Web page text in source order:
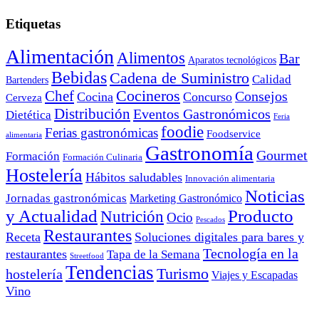
Etiquetas
Alimentación Alimentos Aparatos tecnológicos Bar
Bartenders Bebidas Cadena de Suministro Calidad
Cerveza Chef Cocina Cocineros Concurso Consejos
Dietética Distribución Eventos Gastronómicos Feria
alimentaria Ferias gastronómicasfoodie Foodservice
Formación Formación Culinaria Gastronomía Gourmet
Hostelería Hábitos saludables Innovación alimentaria
Jornadas gastronómicas Marketing Gastronómico Noticias
y Actualidad Nutrición Ocio Pescados Producto
Receta Restaurantes Soluciones digitales para bares y
restaurantes Streetfood Tapa de la Semana Tecnología en la
hostelería Tendencias Turismo Viajes y Escapadas
Vino